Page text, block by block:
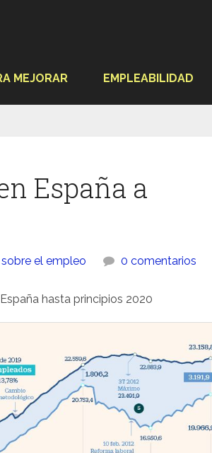
MEJORAR EMPLEABILIDAD
España a
el empleo 0 comentarios
hasta principios 2020